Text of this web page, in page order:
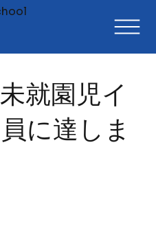
就園児イ
に達しま